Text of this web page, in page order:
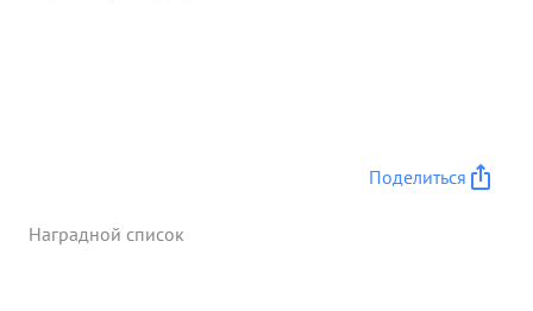
Поделиться
Наградной список